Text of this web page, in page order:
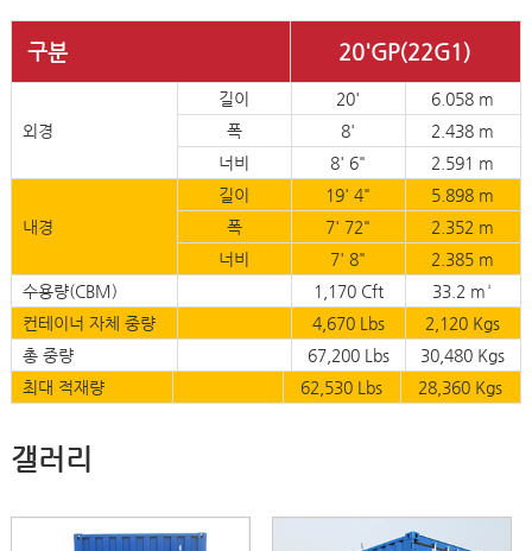
구분 20'GP(22G1)
외경
길이 20'
6.058 m
폭
8'
2.438 m
너비
8' 6" 2.591 m
내경
길이 19' 4"
5.898 m
폭
7' 72"
2.352 m
너비
7' 8"
2.385 m
수용량(CBM)
1,170 Cft
33.2 m³
컨테이너 자체 중량
4,670 Lbs
2,120 Kgs
총 중량
67,200 Lbs
30,480 Kgs
최대 적재량
62,530 Lbs 28,360 Kgs
갤러리